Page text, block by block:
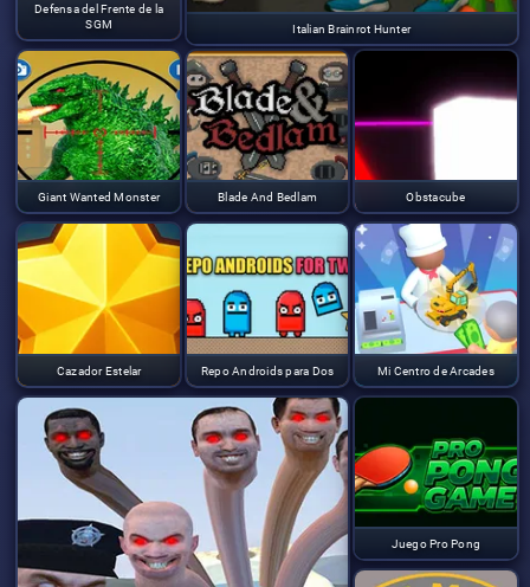
Italian Brainrot Hunter
Defensa del Frente de la
SGM
Giant Wanted Monster Blade And Bedlam Obstacube
Cazador Estelar Repo Androids para Dos Mi Centro de Arcades
Juego Pro Pong